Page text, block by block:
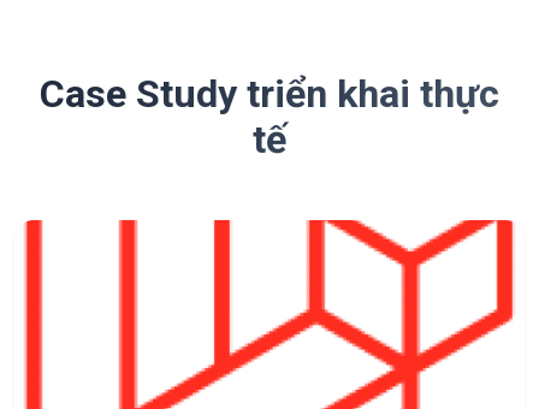
Case Study triển khai thực
tế